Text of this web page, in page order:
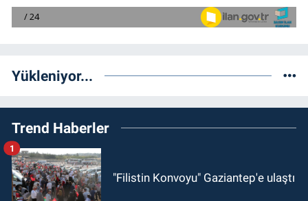
Yükleniyor...
Trend Haberler
"Filistin Konvoyu" Gaziantep'e ulaştı
1